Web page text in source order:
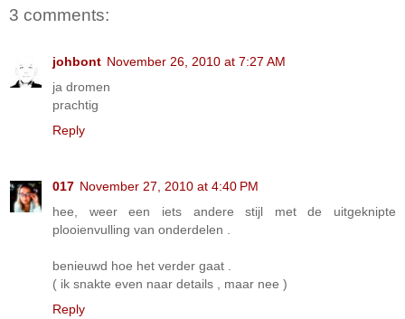
3 comments:
johbont November 26, 2010 at 7:27 AM
ja dromen
prachtig
Reply
017 November 27, 2010 at 4:40 PM
hee, weer een iets andere stijl met de uitgeknipte
plooienvulling van onderdelen .
benieuwd hoe het verder gaat .
( ik snakte even naar details , maar nee )
Reply